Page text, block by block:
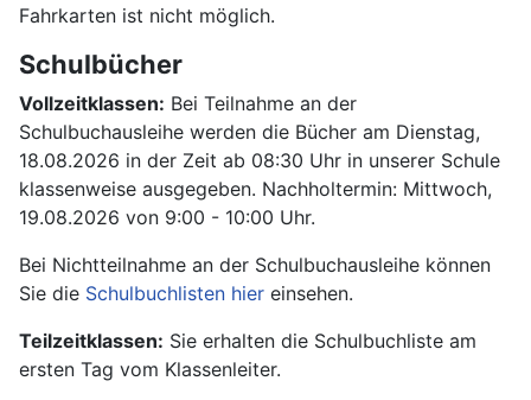
Fahrkarten ist nicht möglich.
Schulbücher
Vollzeitklassen: Bei Teilnahme an der
Schulbuchausleihe werden die Bücher am Dienstag,
18.08.2026 in der Zeit ab 08:30 Uhr in unserer Schule
klassenweise ausgegeben. Nachholtermin: Mittwoch,
19.08.2026 von 9:00 - 10:00 Uhr.
Bei Nichtteilnahme an der Schulbuchausleihe können
Sie die Schulbuchlisten hier einsehen.
Teilzeitklassen: Sie erhalten die Schulbuchliste am
ersten Tag vom Klassenleiter.